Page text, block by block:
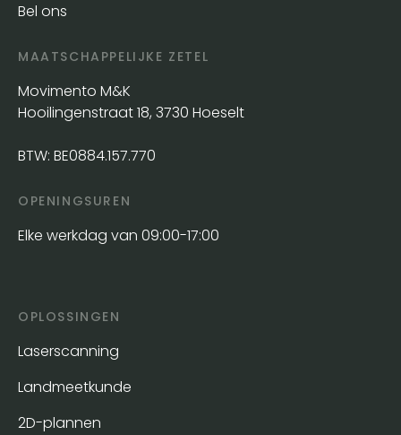
Bel ons
MAATSCHAPPELIJKE ZETEL
Movimento M&K
Hooilingenstraat 18, 3730 Hoeselt
BTW: BE0884.157.770
OPENINGSUREN
Elke werkdag van 09:00-17:00
OPLOSSINGEN
Laserscanning
Landmeetkunde
2D-plannen